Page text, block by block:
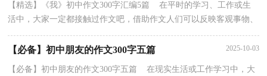
【精选】《我》初中作文300字汇编5篇 在平时的学习、工作或生
活中，大家一定都接触过作文吧，借助作文人们可以反映客观事物、
表达思想感情、传递知识信息。你知道作文怎样写...
【必备】初中朋友的作文300字五篇 2025-10-03
【必备】初中朋友的作文300字五篇 在现实生活或工作学习中，大